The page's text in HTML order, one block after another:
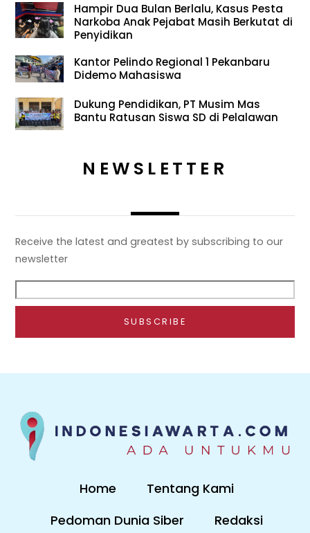
Hampir Dua Bulan Berlalu, Kasus Pesta
Narkoba Anak Pejabat Masih Berkutat di
Penyidikan
Kantor Pelindo Regional 1 Pekanbaru
Didemo Mahasiswa
Dukung Pendidikan, PT Musim Mas
Bantu Ratusan Siswa SD di Pelalawan
NEWSLETTER
Receive the latest and greatest by subscribing to our
newsletter
Home
Tentang Kami
Pedoman Dunia Siber
Redaksi